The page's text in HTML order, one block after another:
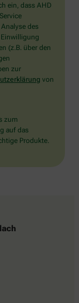
ein, dass AHD
des
Einwilligung
(z.B. über den
zur
von
zum
auf das
Produkte.